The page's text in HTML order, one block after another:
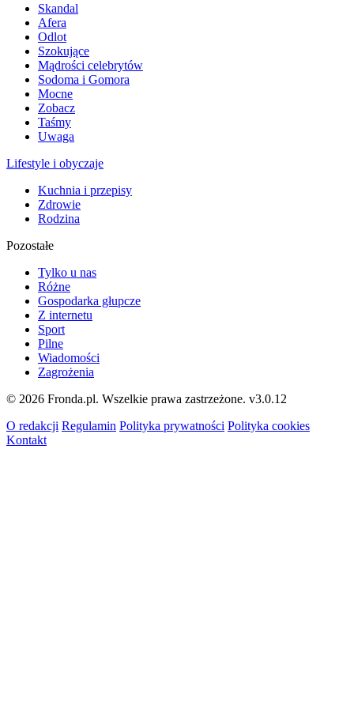
Skandal
Afera
Odlot
Szokujące
Mądrości celebrytów
Sodoma i Gomora
Mocne
Zobacz
Taśmy
Uwaga
Lifestyle i obyczaje
Kuchnia i przepisy
Zdrowie
Rodzina
Pozostałe
Tylko u nas
Różne
Gospodarka głupcze
Z internetu
Sport
Pilne
Wiadomości
Zagrożenia
© 2026 Fronda.pl. Wszelkie prawa zastrzeżone. v3.0.12
O redakcji Regulamin Polityka prywatności Polityka cookies
Kontakt